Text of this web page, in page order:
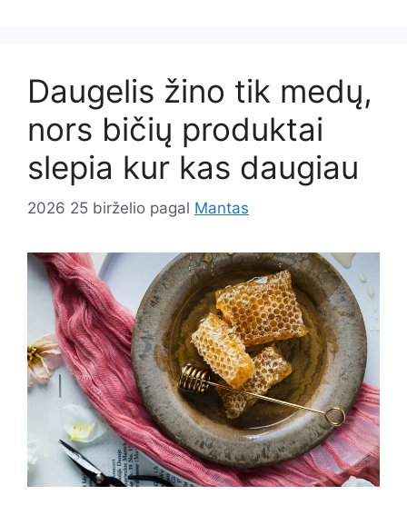
Daugelis žino tik medų,
nors bičių produktai
slepia kur kas daugiau
2026 25 birželio pagal Mantas